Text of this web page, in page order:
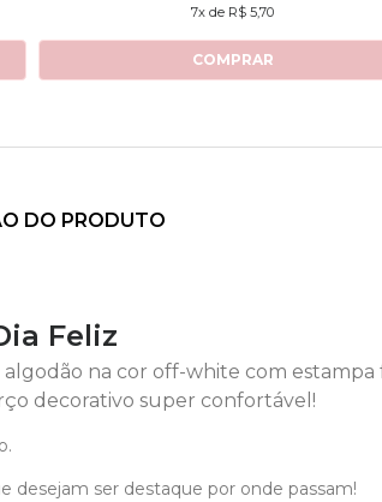
7x de R$ 5,70
COMPRAR
DO PRODUTO
Feliz
algodão na cor off-white com
decorativo super confortável!
desejam ser destaque por onde passam!